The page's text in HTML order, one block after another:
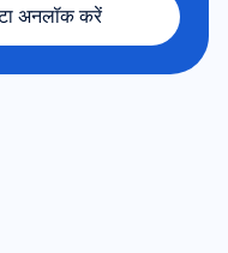
अनलॉक करें